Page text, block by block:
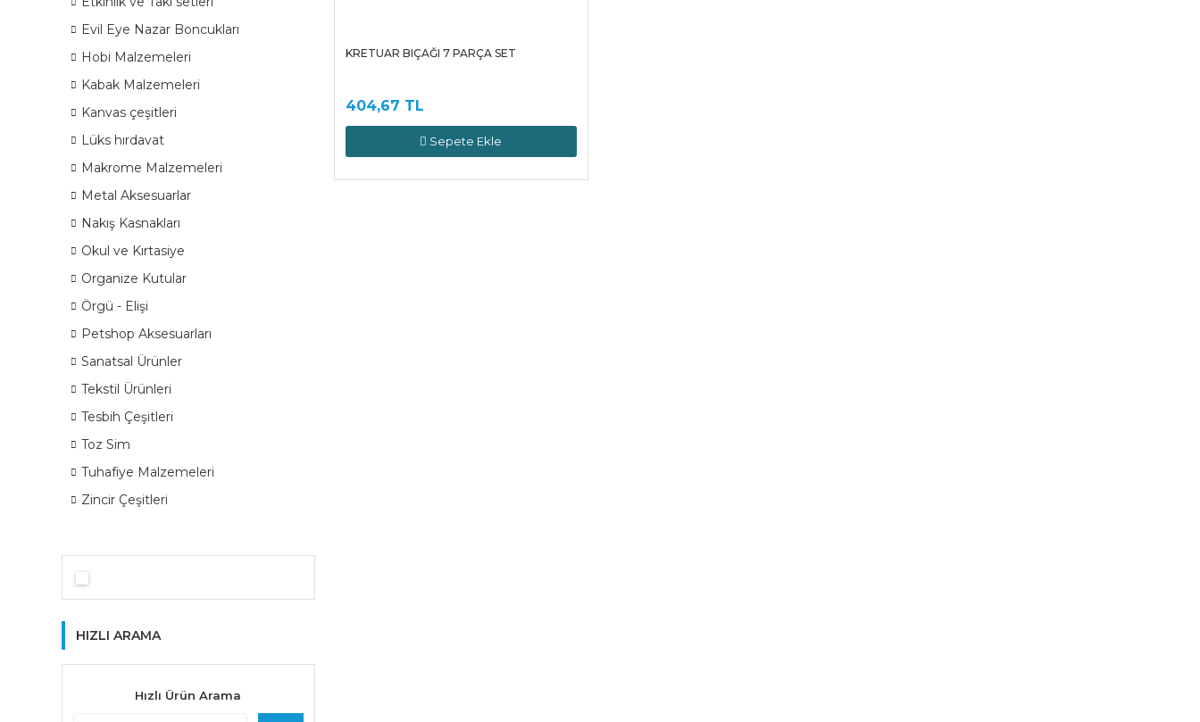
Evil Eye Nazar Boncukları
Hobi Malzemeleri
Kabak Malzemeleri
Kanvas çeşitleri
Lüks hırdavat
Makrome Malzemeleri
Metal Aksesuarlar
Nakış Kasnakları
Okul ve Kırtasiye
Organize Kutular
Örgü - Elişi
Petshop Aksesuarları
Sanatsal Ürünler
Tekstil Ürünleri
Tesbih Çeşitleri
Toz Sim
Tuhafiye Malzemeleri
Zincir Çeşitleri
HIZLI ARAMA
Hızlı Ürün Arama
KRETUAR BIÇAĞI 7 PARÇA SET
404,67 TL
Sepete Ekle